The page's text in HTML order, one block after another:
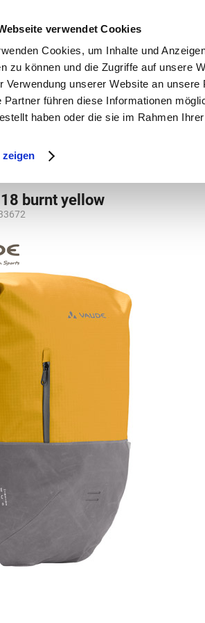
verwendet Cookies
Cookies, um Inhalte und
zu können und die Zugriffe auf unsere
Verwendung unserer Website an
Partner führen diese Informationen
haben oder die sie im Rahmen
zeigen
3 x täglich an Werktagen!
burnt yellow